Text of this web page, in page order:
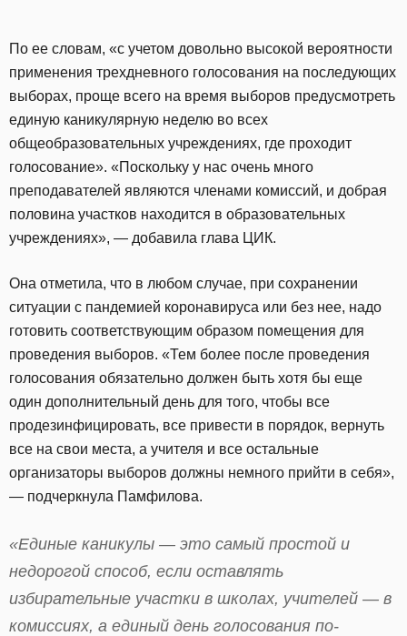
По ее словам, «с учетом довольно высокой вероятности
применения трехдневного голосования на последующих
выборах, проще всего на время выборов предусмотреть
единую каникулярную неделю во всех
общеобразовательных учреждениях, где проходит
голосование». «Поскольку у нас очень много
преподавателей являются членами комиссий, и добрая
половина участков находится в образовательных
учреждениях», — добавила глава ЦИК.
Она отметила, что в любом случае, при сохранении
ситуации с пандемией коронавируса или без нее, надо
готовить соответствующим образом помещения для
проведения выборов. «Тем более после проведения
голосования обязательно должен быть хотя бы еще
один дополнительный день для того, чтобы все
продезинфицировать, все привести в порядок, вернуть
все на свои места, а учителя и все остальные
организаторы выборов должны немного прийти в себя»,
— подчеркнула Памфилова.
«Единые каникулы — это самый простой и
недорогой способ, если оставлять
избирательные участки в школах, учителей — в
комиссиях, а единый день голосования по-